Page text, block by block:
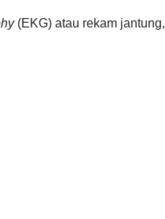
(EKG) atau rekam jantung,